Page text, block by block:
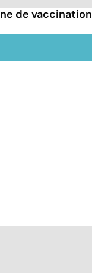
de vaccination